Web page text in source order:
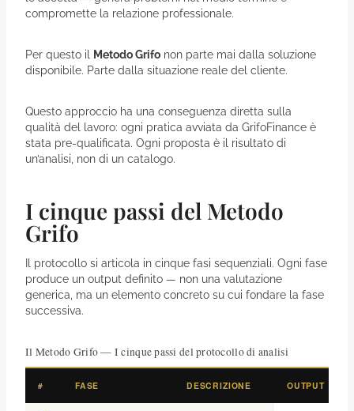
compromette la relazione professionale.
Per questo il Metodo Grifo non parte mai dalla soluzione
disponibile. Parte dalla situazione reale del cliente.
Questo approccio ha una conseguenza diretta sulla
qualità del lavoro: ogni pratica avviata da GrifoFinance è
stata pre-qualificata. Ogni proposta è il risultato di
un’analisi, non di un catalogo.
I cinque passi del Metodo
Grifo
Il protocollo si articola in cinque fasi sequenziali. Ogni fase
produce un output definito — non una valutazione
generica, ma un elemento concreto su cui fondare la fase
successiva.
Il Metodo Grifo — I cinque passi del protocollo di analisi
# FASE DESCRIZIONE OUTPUT